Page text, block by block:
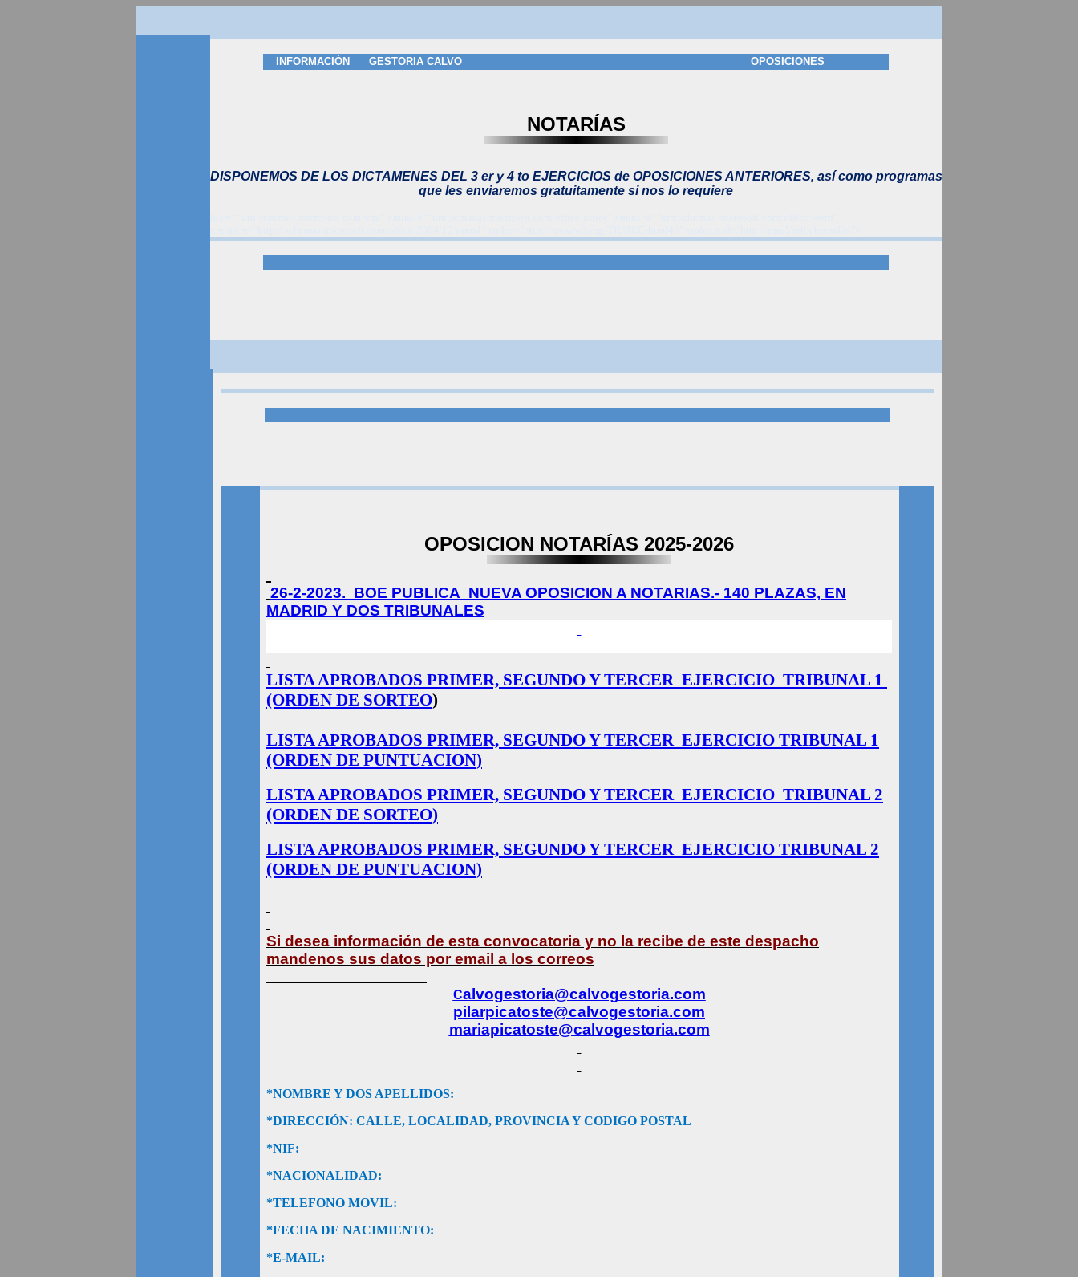
INFORMACIÓN GESTORIA CALVO OPOSICIONES
NOTARÍAS
DISPONEMOS DE LOS DICTAMENES DEL 3 er y 4 to EJERCICIOS de OPOSICIONES ANTERIORES, así como programas
que les enviaremos gratuitamente si nos lo requiere
OPOSICION NOTARÍAS 2025-2026
26-2-2023. BOE PUBLICA NUEVA OPOSICION A NOTARIAS.- 140 PLAZAS, EN
MADRID Y DOS TRIBUNALES
LISTA APROBADOS PRIMER, SEGUNDO Y TERCER EJERCICIO TRIBUNAL 1
(ORDEN DE SORTEO)
LISTA APROBADOS PRIMER, SEGUNDO Y TERCER EJERCICIO TRIBUNAL 1
(ORDEN DE PUNTUACION)
LISTA APROBADOS PRIMER, SEGUNDO Y TERCER EJERCICIO TRIBUNAL 2
(ORDEN DE SORTEO)
LISTA APROBADOS PRIMER, SEGUNDO Y TERCER EJERCICIO TRIBUNAL 2
(ORDEN DE PUNTUACION)
Si desea información de esta convocatoria y no la recibe de este despacho
mandenos sus datos por email a los correos
Calvogestoria@calvogestoria.com
pilarpicatoste@calvogestoria.com
mariapicatoste@calvogestoria.com
*NOMBRE Y DOS APELLIDOS:
*DIRECCIÓN: CALLE, LOCALIDAD, PROVINCIA Y CODIGO POSTAL
*NIF:
*NACIONALIDAD:
*TELEFONO MOVIL:
*FECHA DE NACIMIENTO:
*E-MAIL: